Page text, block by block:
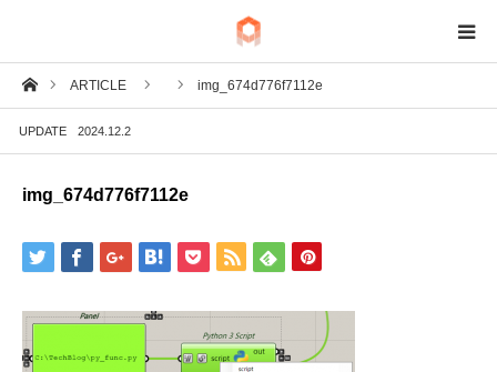
ホームARTICLE img_674d776f7112e
UPDATE 2024.12.2
img_674d776f7112e
BIM
IoT